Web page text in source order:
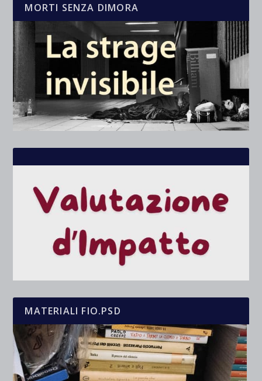
MORTI SENZA DIMORA
MATERIALI FIO.PSD